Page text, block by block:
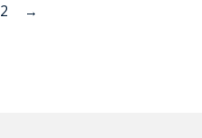
2 →